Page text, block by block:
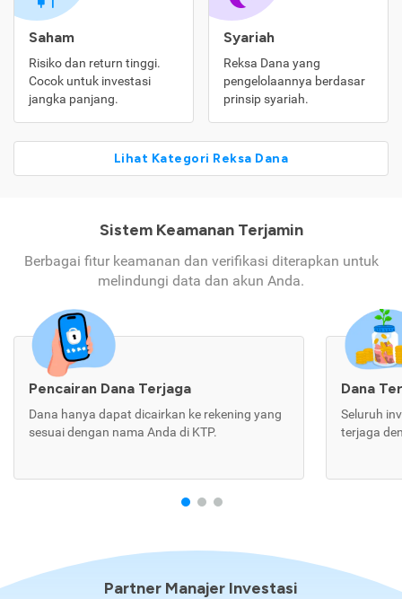
Saham
Risiko dan return tinggi.
Cocok untuk investasi
jangka panjang.
Syariah
Reksa Dana yang
pengelolaannya berdasar
prinsip syariah.
Lihat Kategori Reksa Dana
Sistem Keamanan Terjamin
Berbagai fitur keamanan dan verifikasi diterapkan untuk
melindungi data dan akun Anda.
Pencairan Dana Terjaga
Dana hanya dapat dicairkan ke rekening yang
sesuai dengan nama Anda di KTP.
Dana
Seluruh
terjaga
Partner Manajer Investasi